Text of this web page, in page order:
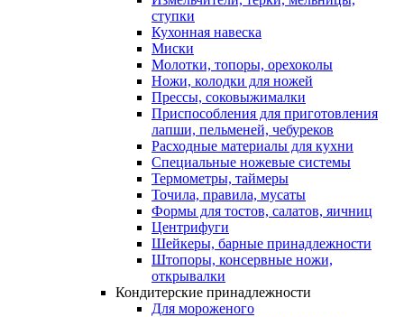
ступки
Кухонная навеска
Миски
Молотки, топоры, орехоколы
Ножи, колодки для ножей
Прессы, соковыжималки
Приспособления для приготовления
лапши, пельменей, чебуреков
Расходные материалы для кухни
Специальные ножевые системы
Термометры, таймеры
Точила, правила, мусаты
Формы для тостов, салатов, яичниц
Центрифуги
Шейкеры, барные принадлежности
Штопоры, консервные ножи,
открывалки
Кондитерские принадлежности
Для мороженого